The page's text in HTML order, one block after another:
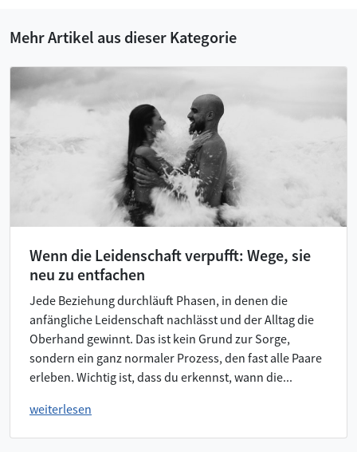
Mehr Artikel aus dieser Kategorie
Wenn die Leidenschaft verpufft: Wege, sie
neu zu entfachen
Jede Beziehung durchläuft Phasen, in denen die
anfängliche Leidenschaft nachlässt und der Alltag die
Oberhand gewinnt. Das ist kein Grund zur Sorge,
sondern ein ganz normaler Prozess, den fast alle Paare
erleben. Wichtig ist, dass du erkennst, wann die...
weiterlesen